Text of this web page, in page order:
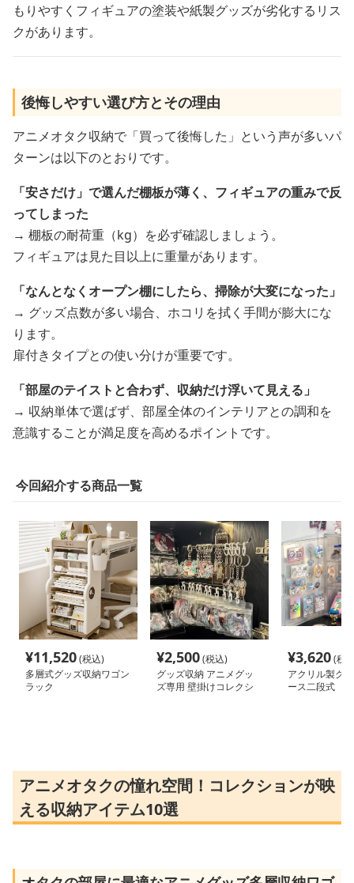
もりやすくフィギュアの塗装や紙製グッズが劣化するリス
クがあります。
後悔しやすい選び方とその理由
アニメオタク収納で「買って後悔した」という声が多いパ
ターンは以下のとおりです。
「安さだけ」で選んだ棚板が薄く、フィギュアの重みで反
ってしまった
→ 棚板の耐荷重（kg）を必ず確認しましょう。
フィギュアは見た目以上に重量があります。
「なんとなくオープン棚にしたら、掃除が大変になった」
→ グッズ点数が多い場合、ホコリを拭く手間が膨大にな
ります。
扉付きタイプとの使い分けが重要です。
「部屋のテイストと合わず、収納だけ浮いて見える」
→ 収納単体で選ばず、部屋全体のインテリアとの調和を
意識することが満足度を高めるポイントです。
今回紹介する商品一覧
¥11,520(税込)
多層式グッズ収納ワゴン
ラック
¥2,500(税込)
グッズ収納 アニメグッ
ズ専用 壁掛けコレクシ
¥3,620(税
アクリル製グ
ース二段式
アニメオタクの憧れ空間！コレクションが映
える収納アイテム10選